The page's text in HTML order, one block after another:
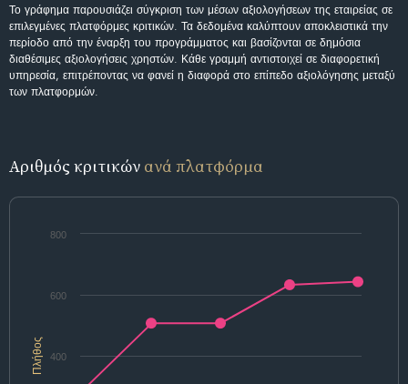
Το γράφημα παρουσιάζει σύγκριση των μέσων αξιολογήσεων της εταιρείας σε
επιλεγμένες πλατφόρμες κριτικών. Τα δεδομένα καλύπτουν αποκλειστικά την
περίοδο από την έναρξη του προγράμματος και βασίζονται σε δημόσια
διαθέσιμες αξιολογήσεις χρηστών. Κάθε γραμμή αντιστοιχεί σε διαφορετική
υπηρεσία, επιτρέποντας να φανεί η διαφορά στο επίπεδο αξιολόγησης μεταξύ
των πλατφορμών.
Αριθμός κριτικών ανά πλατφόρμα
Πλήθος 400
600
800